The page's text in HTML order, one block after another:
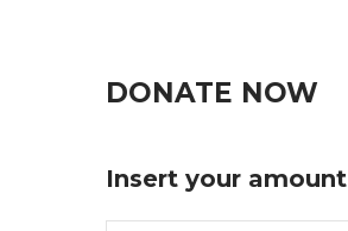
DONATE NOW
Insert your amount